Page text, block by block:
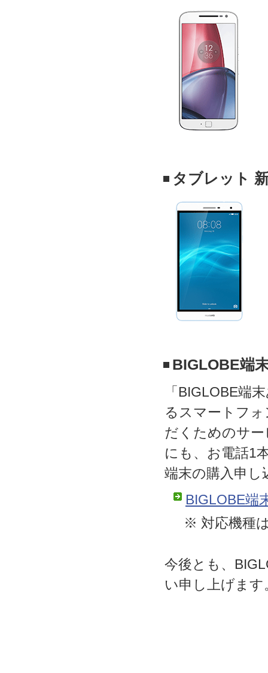
タブレット
BIGLOBE端
「BIGLOBE端
るスマートフ
だくためのサ
にも、お電話1
端末の購入申
BIGLOBE端
※ 対応機種
今後とも、
い申し上げます